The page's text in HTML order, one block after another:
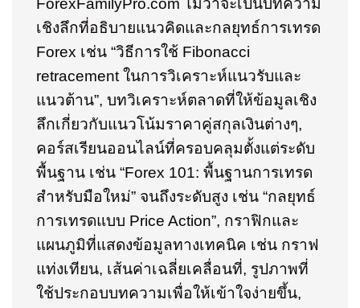
ForexFamilyPro.com ไม่ว่าจะเป็นบทความ
เชิงลึกที่อธิบายแนวคิดและกลยุทธ์การเทรด
Forex เช่น “วิธีการใช้ Fibonacci
retracement ในการวิเคราะห์แนวรับและ
แนวต้าน”, บทวิเคราะห์ตลาดที่ให้ข้อมูลเชิง
ลึกเกี่ยวกับแนวโน้มราคาคู่สกุลเงินต่างๆ,
คอร์สเรียนออนไลน์ที่ครอบคลุมตั้งแต่ระดับ
พื้นฐาน เช่น “Forex 101: พื้นฐานการเทรด
สำหรับมือใหม่” จนถึงระดับสูง เช่น “กลยุทธ์
การเทรดแบบ Price Action”, กราฟิกและ
แผนภูมิที่แสดงข้อมูลทางเทคนิค เช่น กราฟ
แท่งเทียน, เส้นค่าเฉลี่ยเคลื่อนที่, รูปภาพที่
ใช้ประกอบบทความเพื่อให้เข้าใจง่ายขึ้น,